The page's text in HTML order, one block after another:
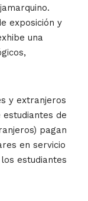
exposición y
una
y extranjeros
de
pagan
en servicio
estudiantes